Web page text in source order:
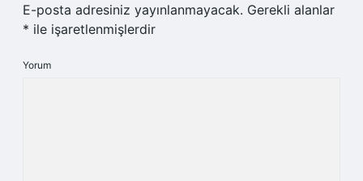
E-posta adresiniz yayınlanmayacak. Gerekli alanlar
* ile işaretlenmişlerdir
Yorum